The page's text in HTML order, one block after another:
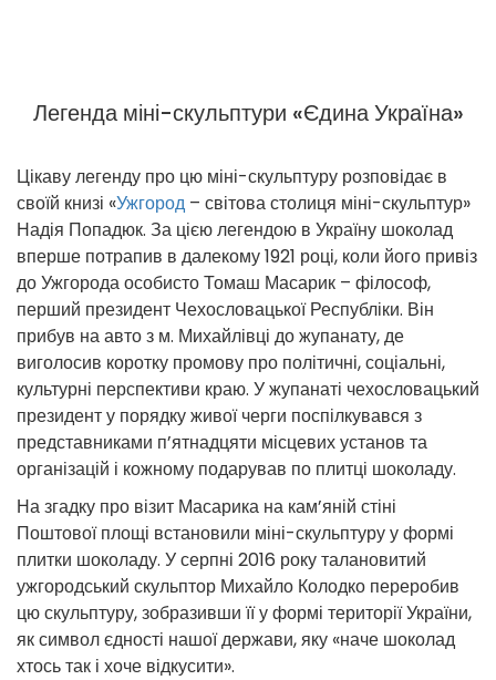
Легенда міні-скульптури «Єдина Україна»
Цікаву легенду про цю міні-скульптуру розповідає в
своїй книзі «Ужгород – світова столиця міні-скульптур»
Надія Попадюк. За цією легендою в Україну шоколад
вперше потрапив в далекому 1921 році, коли його привіз
до Ужгорода особисто Томаш Масарик – філософ,
перший президент Чехословацької Республіки. Він
прибув на авто з м. Михайлівці до жупанату, де
виголосив коротку промову про політичні, соціальні,
культурні перспективи краю. У жупанаті чехословацький
президент у порядку живої черги поспілкувався з
представниками п’ятнадцяти місцевих установ та
організацій і кожному подарував по плитці шоколаду.
На згадку про візит Масарика на кам’яній стіні
Поштової площі встановили міні-скульптуру у формі
плитки шоколаду. У серпні 2016 року талановитий
ужгородський скульптор Михайло Колодко переробив
цю скульптуру, зобразивши її у формі території України,
як символ єдності нашої держави, яку «наче шоколад
хтось так і хоче відкусити».